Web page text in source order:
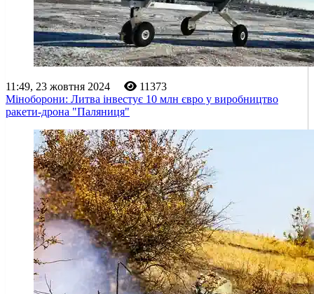
11:49, 23 жовтня 2024
11373
Міноборони: Литва інвестує 10 млн євро у виробництво
ракети-дрона "Паляниця"